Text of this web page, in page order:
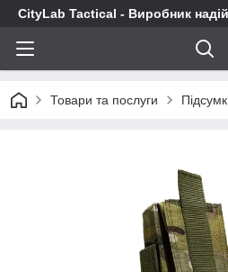
CityLab Tactical - Виробник
Товари та послуги